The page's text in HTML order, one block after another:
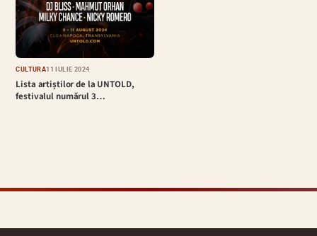
CULTURĂ11 IULIE 2024
Lista artiștilor de la UNTOLD,
festivalul numărul 3…